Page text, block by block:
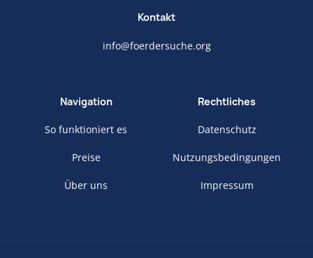
Kontakt
info@foerdersuche.org
Navigation
So funktioniert es
Preise
Über uns
Rechtliches
Datenschutz
Nutzungsbedingungen
Impressum